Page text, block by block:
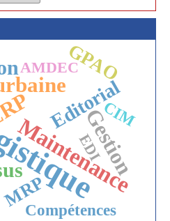
Maintenance
Gestion
Editorial
GPAO
MRP
CIM
Compétences
EDI
AMDEC